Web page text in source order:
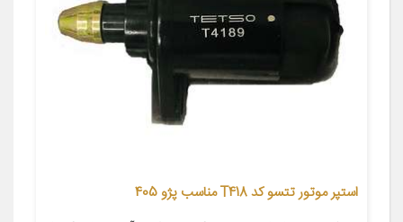
استپر موتور تتسو کد T418 مناسب پژو 405